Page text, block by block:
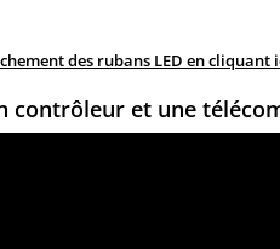
des rubans LED en cliquant
et une